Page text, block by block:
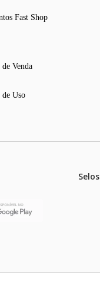
Fast Shop
Venda
de Uso
Selos